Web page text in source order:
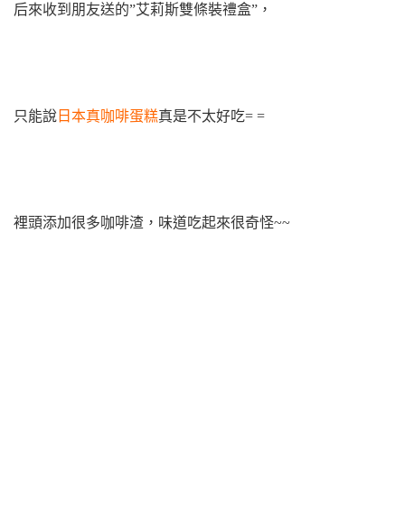
后來收到朋友送的”艾莉斯雙條裝禮盒”，
只能說 日本真咖啡蛋糕真是不太好吃= =
裡頭添加很多咖啡渣，味道吃起來很奇怪~~